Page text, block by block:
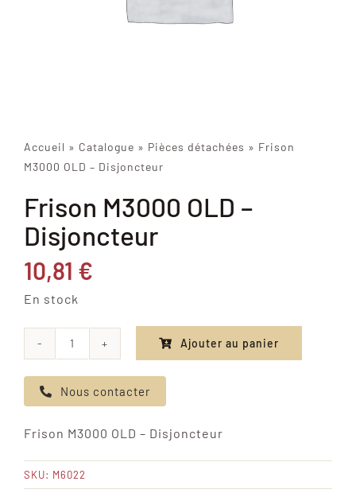
Accueil » Catalogue » Pièces détachées » Frison
M3000 OLD – Disjoncteur
Frison M3000 OLD –
Disjoncteur
10,81 €
En stock
de
Frison
OLD
-
Disjoncteur
Ajouter au panier
Nous contacter
Frison M3000 OLD – Disjoncteur
SKU: M6022